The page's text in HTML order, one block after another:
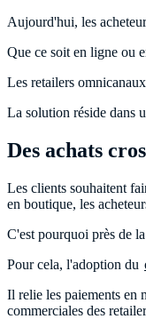
Aujourd'hui, les
Que ce soit en ligne ou
Les retailers
La solution réside dans
Des achats
Les clients souhaitent
en boutique, les
C'est pourquoi près de
Pour cela, l'adoption du
Il relie les paiements en
commerciales des